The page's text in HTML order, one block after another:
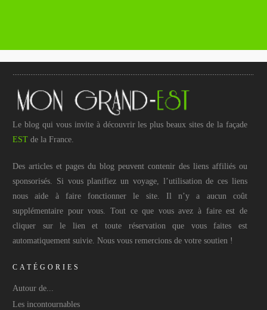
Le blog qui vous invite à découvrir les plus beaux sites de la façade
EST de la France.
Des articles et pages du blog peuvent contenir des liens affiliés ou
sponsorisés. Si vous planifiez un voyage, l’utilisation de ces liens
nous aide à faire fonctionner le site. Il n’y a aucun coût
supplémentaire pour vous. Tout ce que vous avez à faire est de
cliquer sur le lien et toute réservation que vous faites est
automatiquement suivie. Nous vous remercions de votre soutien !
CATÉGORIES
Autour de...
Les incontournables